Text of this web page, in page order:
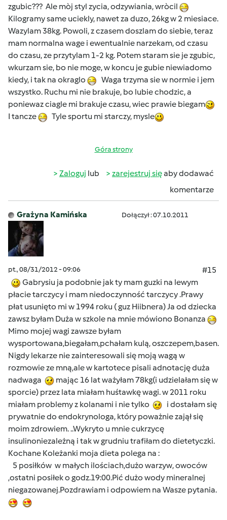
zgubic??? Ale mòj styl zycia, odzywiania, wròcil
Kilogramy same uciekly, nawet za duzo, 26kg w 2 miesiace.
Wazylam 38kg. Powoli, z czasem doszlam do siebie, teraz
mam normalna wage i ewentualnie narzekam, od czasu
do czasu, ze przytylam 1-2 kg. Potem staram sie je zgubic,
wkurzam sie, bo nie moge, w koncu je gubie niewiadomo
kiedy, i tak na okraglo
Waga trzyma sie w normie i jem
wszystko. Ruchu mi nie brakuje, bo lubie chodzic, a
poniewaz ciagle mi brakuje czasu, wiec prawie biegam
I tancze
Tyle sportu mi starczy, mysle
Góra strony
Zaloguj lub zarejestruj sięaby dodawać
komentarze
Grażyna Kamińska Dołączył : 07.10.2011
pt., 08/31/2012 - 09:06
#15
Gabrysiu ja podobnie jak ty mam guzki na lewym
płacie tarczycy i mam niedoczynność tarczycy .Prawy
płat usunięto mi w 1994 roku ( guz Hiibnera) Ja od dziecka
zawsz byłam Duża w szkole na mnie mówiono Bonanza
Mimo mojej wagi zawsze byłam
wysportowana,biegałam,pchałam kulą, oszczepem,basen.
Nigdy lekarze nie zainteresowali się moją wagą w
rozmowie ze mną,ale w kartotece pisali adnotację duża
nadwaga
mając 16 lat ważyłam 78kg(i udzielałam się w
sporcie) przez lata miałam huśtawkę wagi. w 2011 roku
miałam problemy z kolanami i nie tylko
i dostałam się
prywatnie do endokrynologa, który poważnie zajął się
moim zdrowiem. ..Wykryto u mnie cukrzycę
insulinoniezależną i tak w grudniu trafiłam do dietetyczki.
Kochane Koleżanki moja dieta polega na :
5 posiłków w małych ilościach,dużo warzyw, owoców
,ostatni posiłek o godz.19:00.Pić dużo wody mineralnej
niegazowanej.Pozdrawiam i odpowiem na Wasze pytania.